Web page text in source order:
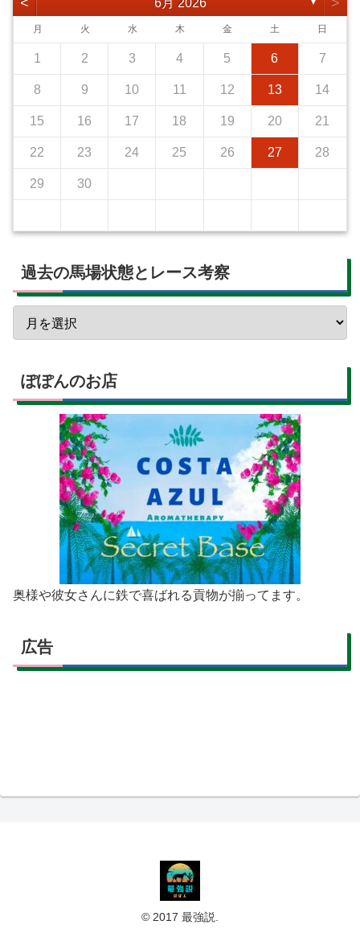
< 6月 2026 ▼ >
月 火 水 木 金 土 日
1 2 3 4 5 6 7
8 9 10 11 12 13 14
15 16 17 18 19 20 21
22 23 24 25 26 27 28
29 30
過去の馬場状態とレース考察
ぽぽんのお店
奥様や彼女さんに鉄で喜ばれる貢物が揃ってます。
広告
© 2017 最強説.